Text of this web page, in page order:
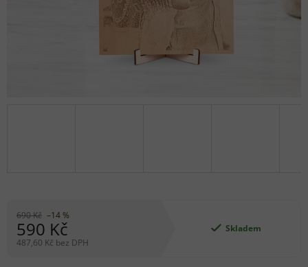
690 Kč –14 %
590 Kč
487,60 Kč bez DPH
Skladem